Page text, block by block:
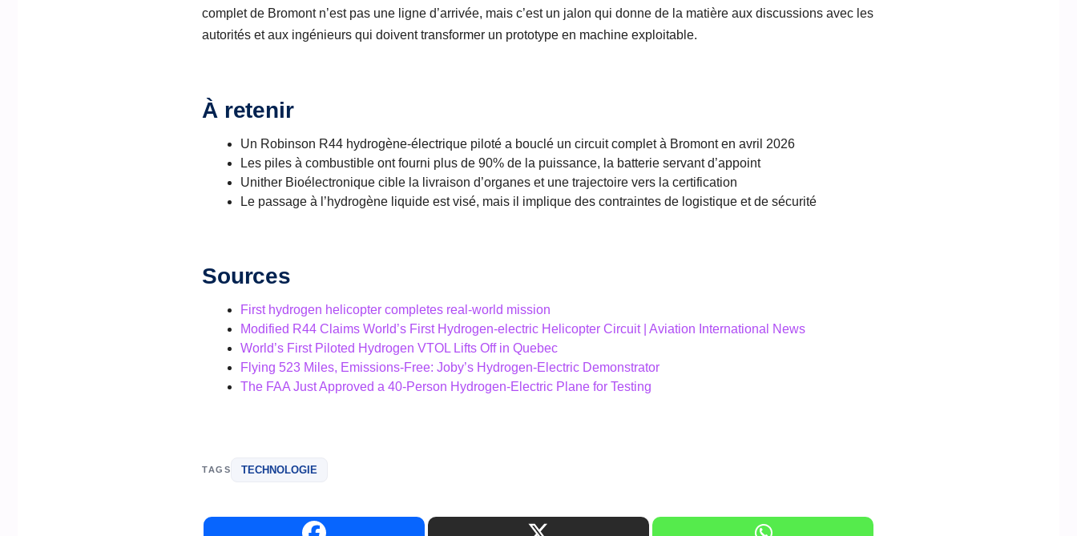
complet de Bromont n’est pas une ligne d’arrivée, mais c’est un jalon qui donne de la matière aux discussions avec les
autorités et aux ingénieurs qui doivent transformer un prototype en machine exploitable.
À retenir
Un Robinson R44 hydrogène-électrique piloté a bouclé un circuit complet à Bromont en avril 2026
Les piles à combustible ont fourni plus de 90% de la puissance, la batterie servant d’appoint
Unither Bioélectronique cible la livraison d’organes et une trajectoire vers la certification
Le passage à l’hydrogène liquide est visé, mais il implique des contraintes de logistique et de sécurité
Sources
First hydrogen helicopter completes real-world mission
Modified R44 Claims World’s First Hydrogen-electric Helicopter Circuit | Aviation International News
World’s First Piloted Hydrogen VTOL Lifts Off in Quebec
Flying 523 Miles, Emissions-Free: Joby’s Hydrogen-Electric Demonstrator
The FAA Just Approved a 40-Person Hydrogen-Electric Plane for Testing
TAGS TECHNOLOGIE